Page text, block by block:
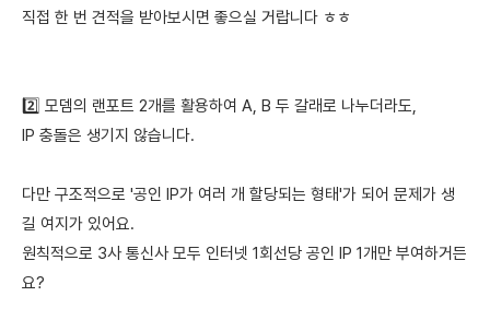
직접 한 번 견적을 받아보시면 좋으실 거랍니다 ㅎㅎ
2️⃣ 모뎀의 랜포트 2개를 활용하여 A, B 두 갈래로 나누더라도,
IP 충돌은 생기지 않습니다.
다만 구조적으로 '공인 IP가 여러 개 할당되는 형태'가 되어 문제가 생
길 여지가 있어요.
원칙적으로 3사 통신사 모두 인터넷 1회선당 공인 IP 1개만 부여하거든
요?